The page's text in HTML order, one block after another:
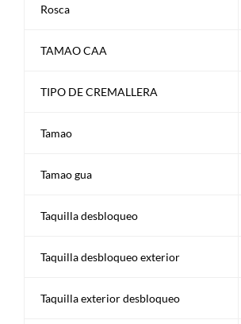
Rosca
TAMAO CAA
TIPO DE CREMALLERA
Tamao
Tamao gua
Taquilla desbloqueo
Taquilla desbloqueo exterior
Taquilla exterior desbloqueo